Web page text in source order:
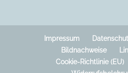
Impressum
Bildnachweise
Cookie-Richtlinie (EU)